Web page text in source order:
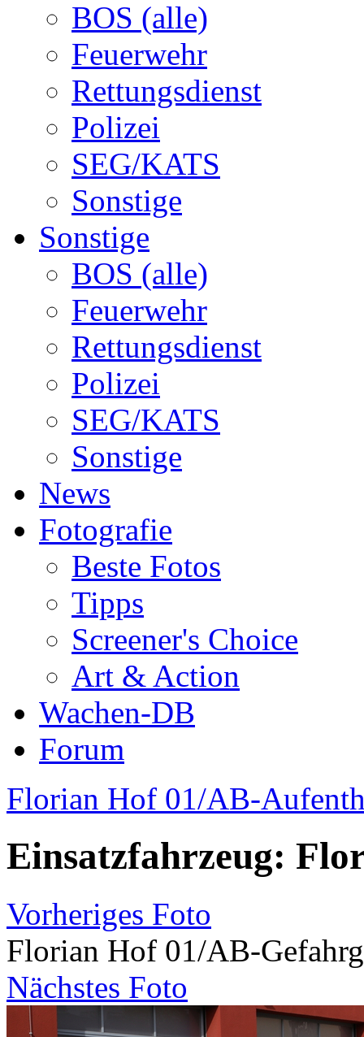
BOS (alle)
Feuerwehr
Rettungsdienst
Polizei
SEG/KATS
Sonstige
Sonstige
BOS (alle)
Feuerwehr
Rettungsdienst
Polizei
SEG/KATS
Sonstige
News
Fotografie
Beste Fotos
Tipps
Screener's Choice
Art & Action
Wachen-DB
Forum
Florian Hof 01/AB-
Einsatzfahrzeug:
Vorheriges Foto
Florian Hof 01/AB-
Nächstes Foto